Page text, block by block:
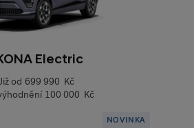
Electric
od 699 990 Kč
100 000 Kč
NOVINKA